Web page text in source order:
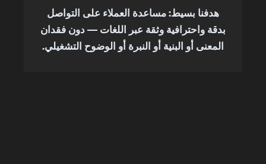
هدفنا بسيط: مساعدة العملاء على التواصل
بدقة واحترافية وثقة عبر اللغات — دون فقدان
المعنى أو البنية أو النبرة أو الوضوح التشغيلي.